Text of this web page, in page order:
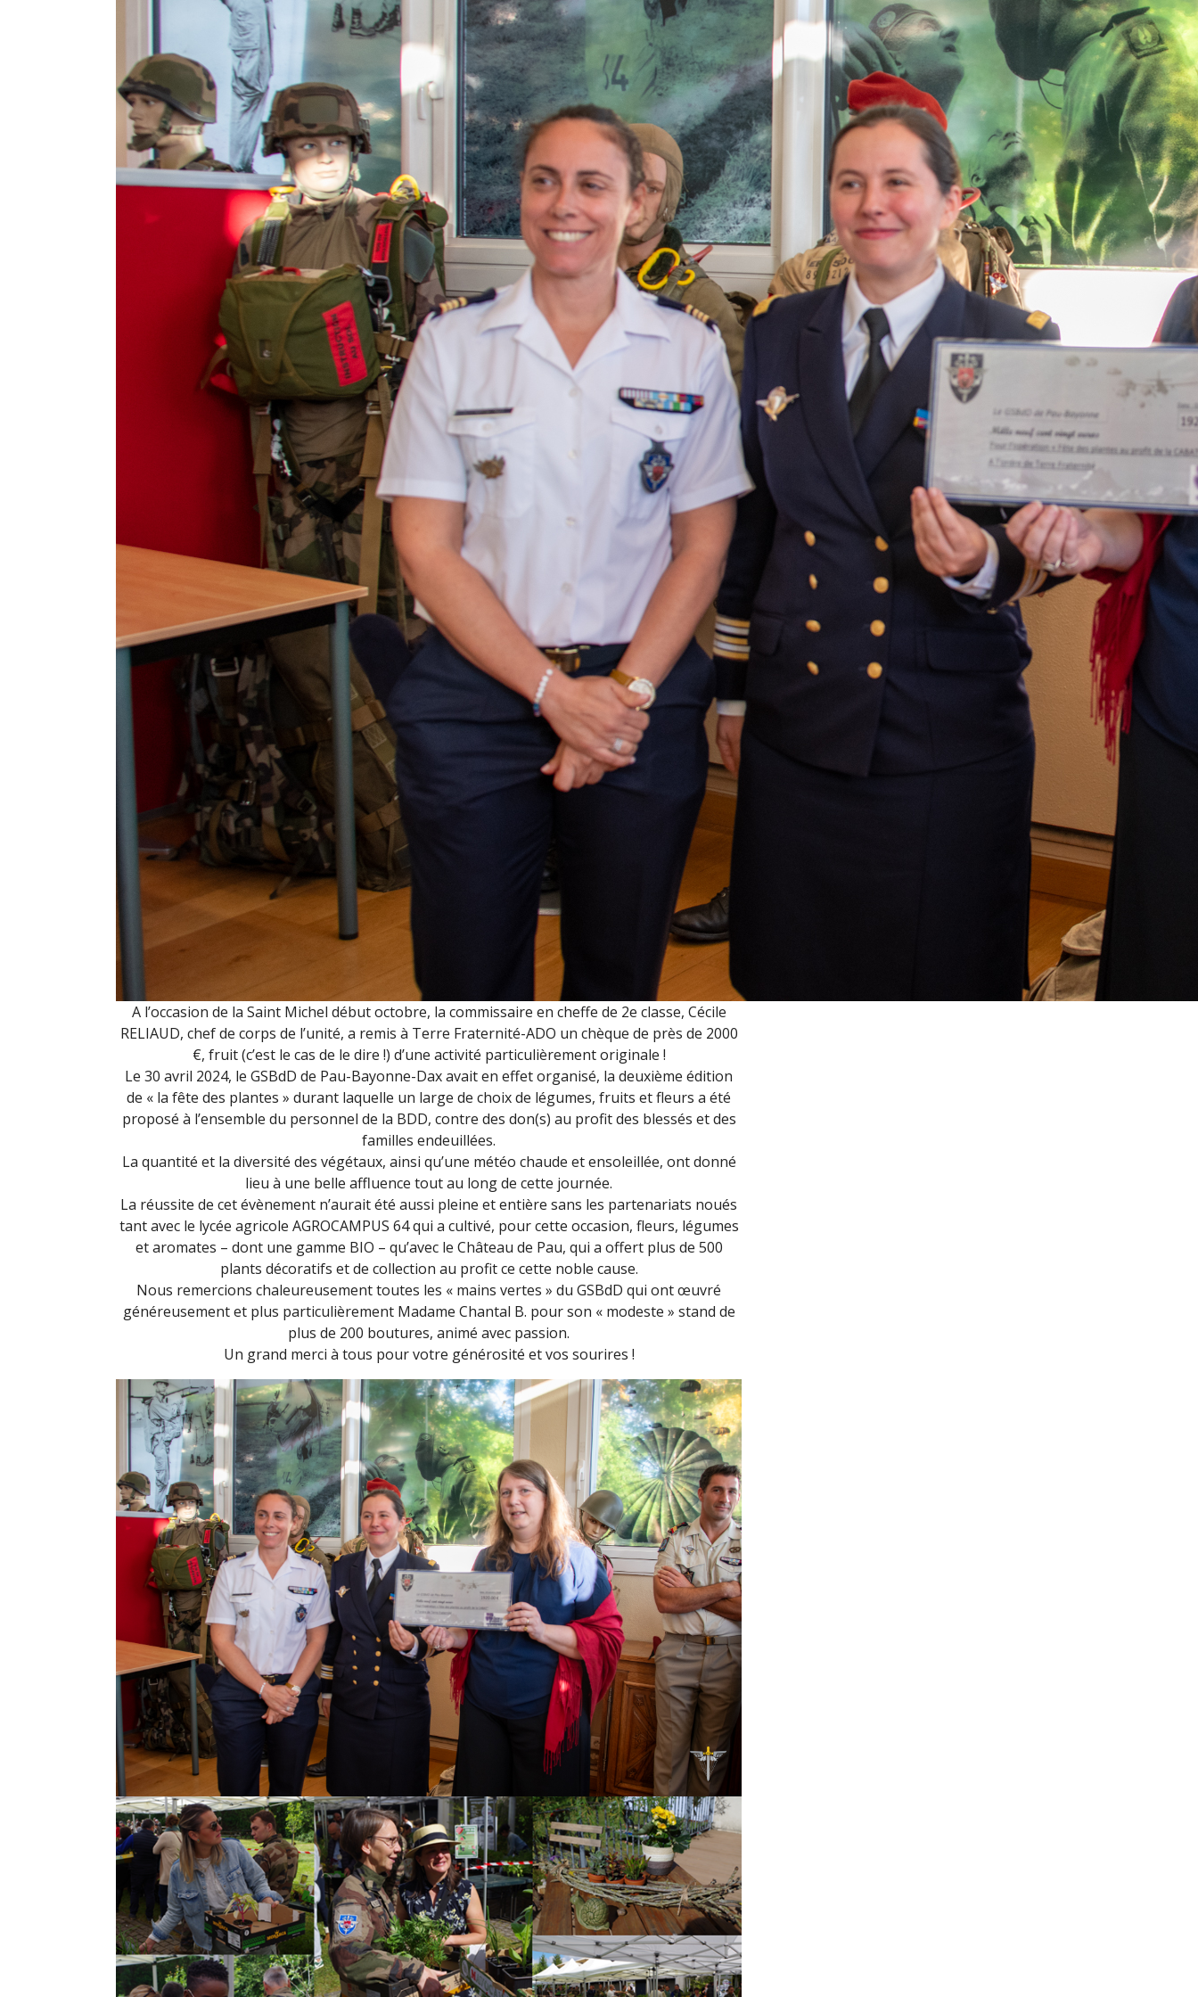
A l’occasion de la Saint Michel début octobre, la commissaire en cheffe de 2e classe, Cécile
RELIAUD, chef de corps de l’unité, a remis à Terre Fraternité-ADO un chèque de près de 2000
€, fruit (c’est le cas de le dire !) d’une activité particulièrement originale !
Le 30 avril 2024, le GSBdD de Pau-Bayonne-Dax avait en effet organisé, la deuxième édition
de « la fête des plantes » durant laquelle un large de choix de légumes, fruits et fleurs a été
proposé à l’ensemble du personnel de la BDD, contre des don(s) au profit des blessés et des
familles endeuillées.
La quantité et la diversité des végétaux, ainsi qu’une météo chaude et ensoleillée, ont donné
lieu à une belle affluence tout au long de cette journée.
La réussite de cet évènement n’aurait été aussi pleine et entière sans les partenariats noués
tant avec le lycée agricole AGROCAMPUS 64 qui a cultivé, pour cette occasion, fleurs, légumes
et aromates – dont une gamme BIO – qu’avec le Château de Pau, qui a offert plus de 500
plants décoratifs et de collection au profit ce cette noble cause.
Nous remercions chaleureusement toutes les « mains vertes » du GSBdD qui ont œuvré
généreusement et plus particulièrement Madame Chantal B. pour son « modeste » stand de
plus de 200 boutures, animé avec passion.
Un grand merci à tous pour votre générosité et vos sourires !